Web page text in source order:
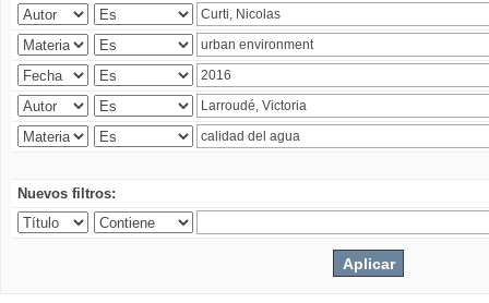
Nuevos filtros: